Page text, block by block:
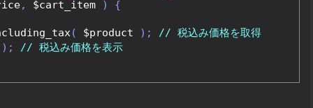
, $cart_item ) {
( $product );
// 税込み価格を取得
); // 税込み価格を表示